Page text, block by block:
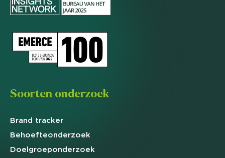
Soorten onderzoek
Brand tracker
Behoefteonderzoek
Doelgroeponderzoek